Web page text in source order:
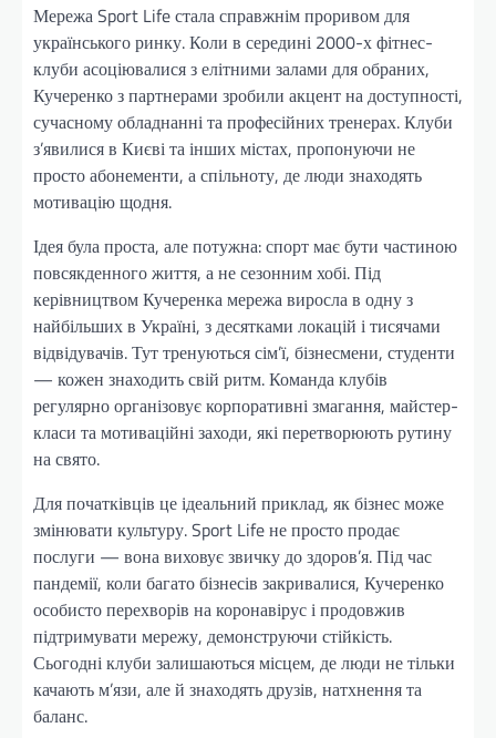
Мережа Sport Life стала справжнім проривом для
українського ринку. Коли в середині 2000-х фітнес-
клуби асоціювалися з елітними залами для обраних,
Кучеренко з партнерами зробили акцент на доступності,
сучасному обладнанні та професійних тренерах. Клуби
з’явилися в Києві та інших містах, пропонуючи не
просто абонементи, а спільноту, де люди знаходять
мотивацію щодня.
Ідея була проста, але потужна: спорт має бути частиною
повсякденного життя, а не сезонним хобі. Під
керівництвом Кучеренка мережа виросла в одну з
найбільших в Україні, з десятками локацій і тисячами
відвідувачів. Тут тренуються сім’ї, бізнесмени, студенти
— кожен знаходить свій ритм. Команда клубів
регулярно організовує корпоративні змагання, майстер-
класи та мотиваційні заходи, які перетворюють рутину
на свято.
Для початківців це ідеальний приклад, як бізнес може
змінювати культуру. Sport Life не просто продає
послуги — вона виховує звичку до здоров’я. Під час
пандемії, коли багато бізнесів закривалися, Кучеренко
особисто перехворів на коронавірус і продовжив
підтримувати мережу, демонструючи стійкість.
Сьогодні клуби залишаються місцем, де люди не тільки
качають м’язи, але й знаходять друзів, натхнення та
баланс.